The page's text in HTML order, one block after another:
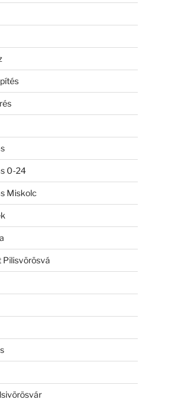
0-24
Miskolc
Pilisvörösvá